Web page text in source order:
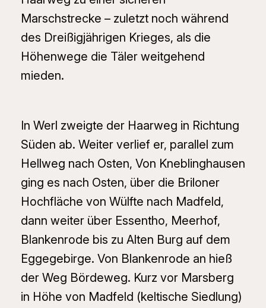
Marschstrecke – zuletzt noch während
des Dreißigjährigen Krieges, als die
Höhenwege die Täler weitgehend
mieden.
In Werl zweigte der Haarweg in Richtung
Süden ab. Weiter verlief er, parallel zum
Hellweg nach Osten, Von Kneblinghausen
ging es nach Osten, über die Briloner
Hochfläche von Wülfte nach Madfeld,
dann weiter über Essentho, Meerhof,
Blankenrode bis zu Alten Burg auf dem
Eggegebirge. Von Blankenrode an hieß
der Weg Bördeweg. Kurz vor Marsberg
in Höhe von Madfeld (keltische Siedlung)